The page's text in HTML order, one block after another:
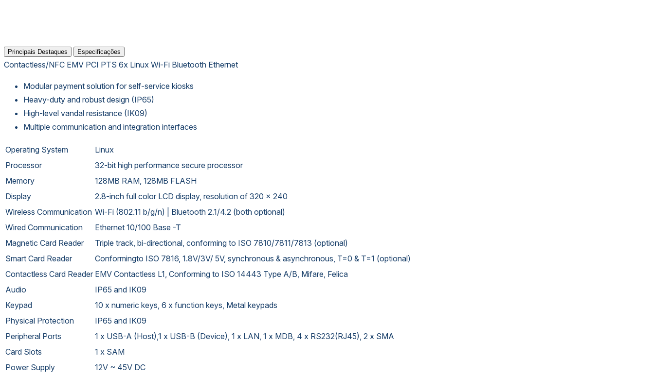
Principais Destaques Especificações
Contactless/NFC EMV PCI PTS 6x Linux Wi-Fi Bluetooth Ethernet
Modular payment solution for self-service kiosks
Heavy-duty and robust design (IP65)
High-level vandal resistance (IK09)
Multiple communication and integration interfaces
Operating System
Linux
Processor
32-bit high performance secure processor
Memory
128MB RAM, 128MB FLASH
Display
2.8-inch full color LCD display, resolution of 320 x 240
Wireless Communication Wi-Fi (802.11 b/g/n) | Bluetooth 2.1/4.2 (both optional)
Wired Communication
Ethernet 10/100 Base -T
Magnetic Card Reader
Triple track, bi-directional, conforming to ISO 7810/7811/7813 (optional)
Smart Card Reader
Conformingto ISO 7816, 1.8V/3V/ 5V, synchronous & asynchronous, T=0 & T=1 (optional)
Contactless Card Reader EMV Contactless L1, Conforming to ISO 14443 Type A/B, Mifare, Felica
Audio
IP65 and IK09
Keypad
10 x numeric keys, 6 x function keys, Metal keypads
Physical Protection
IP65 and IK09
Peripheral Ports
1 x USB-A (Host),1 x USB-B (Device), 1 x LAN, 1 x MDB, 4 x RS232(RJ45), 2 x SMA
Card Slots
1 x SAM
Power Supply
12V ~ 45V DC